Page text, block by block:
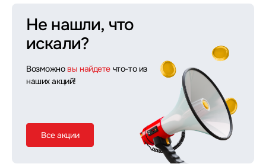
Не нашли, что
искали?
Возможно вы найдете что-то из
наших акций!
Все акции